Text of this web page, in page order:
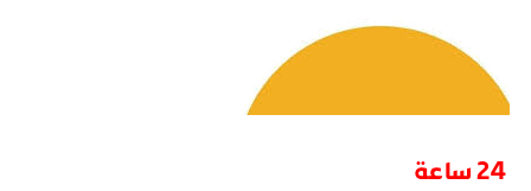
24 ساعة